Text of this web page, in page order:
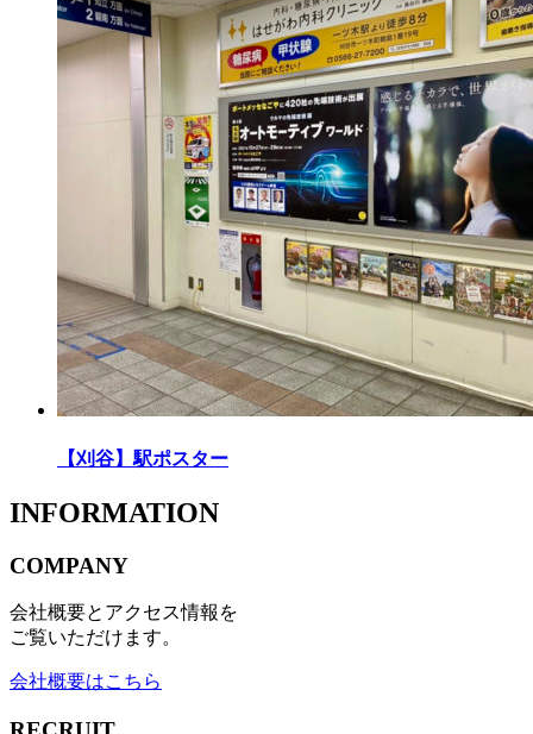
【刈谷】駅ポスター
INFORMATION
COMPANY
会社概要とアクセス情報を
ご覧いただけます。
会社概要はこちら